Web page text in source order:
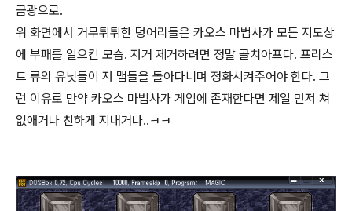
금광으로.
위 화면에서 거무튀튀한 덩어리들은 카오스 마법사가 모든 지도상
에 부패를 일으킨 모습. 저거 제거하려면 정말 골치아프다. 프리스
트 류의 유닛들이 저 맵들을 돌아다니며 정화시켜주어야 한다. 그
런 이유로 만약 카오스 마법사가 게임에 존재한다면 제일 먼저 쳐
없애거나 친하게 지내거나..ㅋㅋ